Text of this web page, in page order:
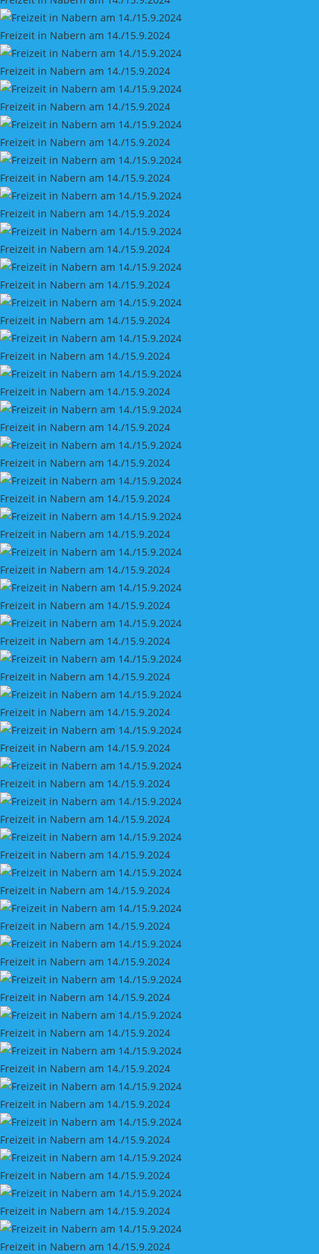
Freizeit in Nabern am 14./15.9.2024
Freizeit in Nabern am 14./15.9.2024
Freizeit in Nabern am 14./15.9.2024
Freizeit in Nabern am 14./15.9.2024
Freizeit in Nabern am 14./15.9.2024
Freizeit in Nabern am 14./15.9.2024
Freizeit in Nabern am 14./15.9.2024
Freizeit in Nabern am 14./15.9.2024
Freizeit in Nabern am 14./15.9.2024
Freizeit in Nabern am 14./15.9.2024
Freizeit in Nabern am 14./15.9.2024
Freizeit in Nabern am 14./15.9.2024
Freizeit in Nabern am 14./15.9.2024
Freizeit in Nabern am 14./15.9.2024
Freizeit in Nabern am 14./15.9.2024
Freizeit in Nabern am 14./15.9.2024
Freizeit in Nabern am 14./15.9.2024
Freizeit in Nabern am 14./15.9.2024
Freizeit in Nabern am 14./15.9.2024
Freizeit in Nabern am 14./15.9.2024
Freizeit in Nabern am 14./15.9.2024
Freizeit in Nabern am 14./15.9.2024
Freizeit in Nabern am 14./15.9.2024
Freizeit in Nabern am 14./15.9.2024
Freizeit in Nabern am 14./15.9.2024
Freizeit in Nabern am 14./15.9.2024
Freizeit in Nabern am 14./15.9.2024
Freizeit in Nabern am 14./15.9.2024
Freizeit in Nabern am 14./15.9.2024
Freizeit in Nabern am 14./15.9.2024
Freizeit in Nabern am 14./15.9.2024
Freizeit in Nabern am 14./15.9.2024
Freizeit in Nabern am 14./15.9.2024
Freizeit in Nabern am 14./15.9.2024
Freizeit in Nabern am 14./15.9.2024